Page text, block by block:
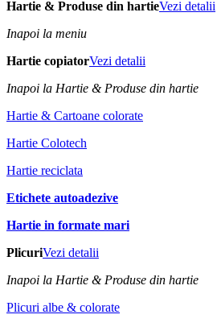
Hartie & Produse din hartieVezi detalii
Inapoi la meniu
Hartie copiatorVezi detalii
Inapoi la Hartie & Produse din hartie
Hartie & Cartoane colorate
Hartie Colotech
Hartie reciclata
Etichete autoadezive
Hartie in formate mari
PlicuriVezi detalii
Inapoi la Hartie & Produse din hartie
Plicuri albe & colorate